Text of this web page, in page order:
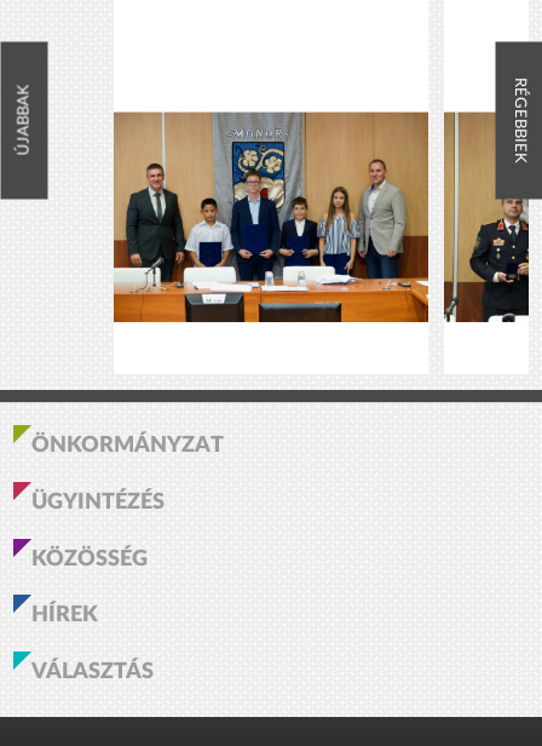
ÚJABBAK RÉGEBBIEK
ÖNKORMÁNYZAT
ÜGYINTÉZÉS
KÖZÖSSÉG
HÍREK
VÁLASZTÁS